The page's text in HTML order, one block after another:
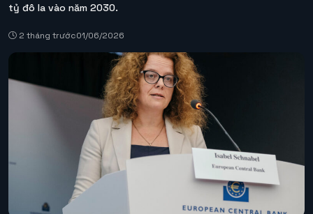
tỷ đô la vào năm 2030.
2 tháng trước01/06/2026